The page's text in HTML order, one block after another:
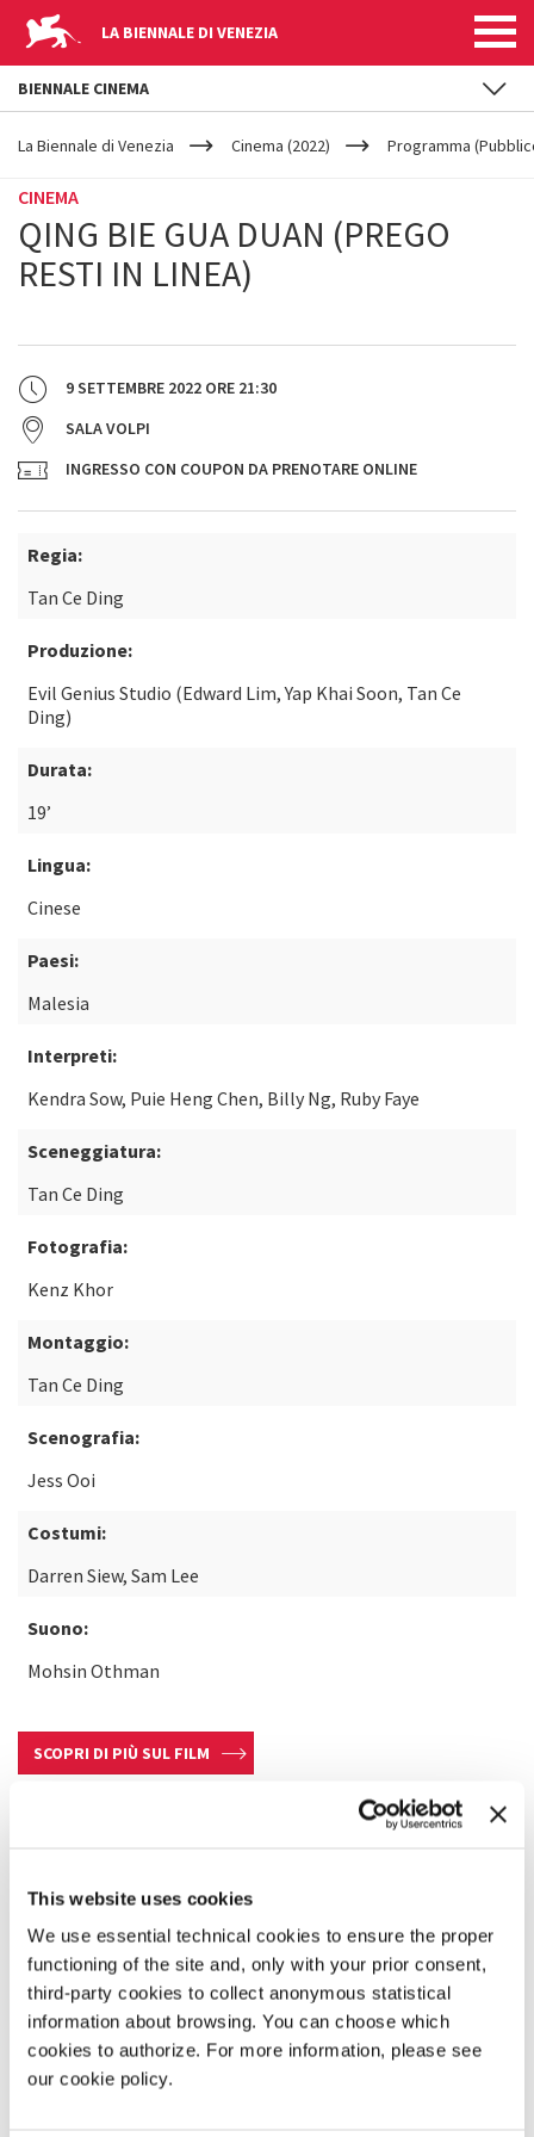
This website uses cookies
We use essential technical cookies to ensure the proper
functioning of the site and, only with your prior consent,
third-party cookies to collect anonymous statistical
information about browsing. You can choose which
cookies to authorize. For more information, please see
our cookie policy.
LA BIENNALE DI VENEZIA
YOUR
ARE
La Biennale di Venezia Cinema (2022) Programma
CINEMA
QING BIE GUA DUAN (PREGO
RESTI IN LINEA)
9 SETTEMBRE 2022 ORE 21:30
SALA VOLPI
INGRESSO CON COUPON DA PRENOTARE ONLINE
Regia:
Tan Ce Ding
Produzione:
Evil Genius Studio (Edward Lim, Yap Khai Soon, Tan Ce
Ding)
Durata:
19’
Lingua:
Cinese
Paesi:
Malesia
Interpreti:
Kendra Sow, Puie Heng Chen, Billy Ng, Ruby Faye
Sceneggiatura:
Tan Ce Ding
Fotografia:
Kenz Khor
Montaggio:
Tan Ce Ding
Scenografia:
Jess Ooi
Costumi:
Darren Siew, Sam Lee
Suono:
Mohsin Othman
SCOPRI DI PIÙ SUL FILM
BIENNALE CINEMA